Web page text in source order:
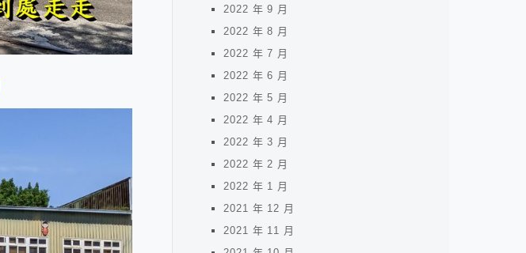
2022 年 9 月
2022 年 8 月
2022 年 7 月
2022 年 6 月
2022 年 5 月
2022 年 4 月
2022 年 3 月
2022 年 2 月
2022 年 1 月
2021 年 12 月
2021 年 11 月